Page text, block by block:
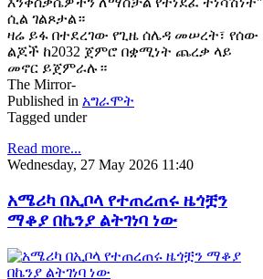
ሲል ገልጾታል።
ዛሬ ይፋ በተደረገው የጊዜ ሰሌዳ መሠረት፣ የሰው
ልጆች ከ2032 ጀምሮ በቋሚነት ጨረቃ ላይ
መኖር ይጀምራሉ።
The Mirror-
Published in አግራሞት
Tagged under
Read more...
Wednesday, 27 May 2026 11:40
አሜሪካ በኢቦላ የተጠረጠሩ ዜጎቿን
ማቆያ በኬንያ ልትገነባ ነው